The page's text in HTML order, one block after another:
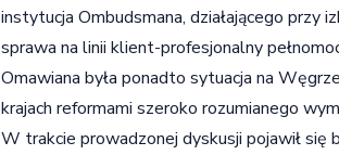
instytucja Ombudsmana, działającego przy
sprawa na linii klient-profesjonalny
Omawiana była ponadto sytuacja na
krajach reformami szeroko rozumianego
W trakcie prowadzonej dyskusji pojawił